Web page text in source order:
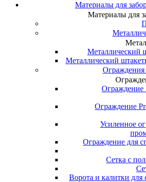
Материалы для
Материалы для
Металлический
Металлический
Ограждения
Ограждение
Ограждение
Усиленное
Ограждение для
Сетка с
Ворота и калитки для